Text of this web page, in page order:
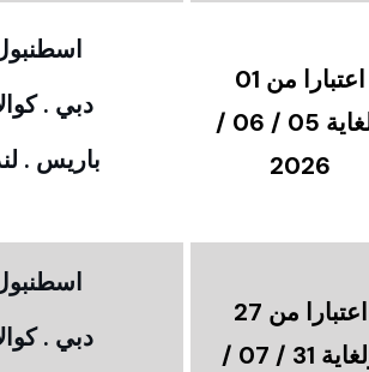
اعتبارا من 01
ولغاية 05 / 06 /
2026
دبي .
باريس .
اعتبارا من 27
ولغاية 31 / 07 /
دبي .